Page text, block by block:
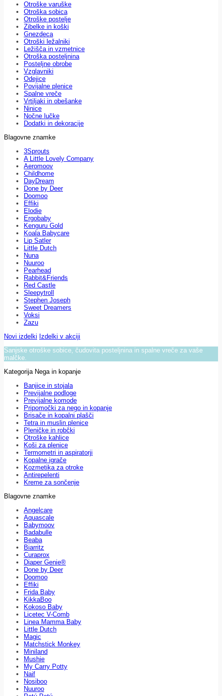
Otroške varuške
Otroška sobica
Otroške postelje
Zibelke in koški
Gnezdeca
Otroški ležalniki
Ležišča in vzmetnice
Otroška posteljnina
Posteljne obrobe
Vzglavniki
Odejice
Povijalne plenice
Spalne vreče
Vrtiljaki in obešanke
Ninice
Nočne lučke
Dodatki in dekoracije
Blagovne znamke
3Sprouts
A Little Lovely Company
Aeromoov
Childhome
DayDream
Done by Deer
Doomoo
Effiki
Elodie
Ergobaby
Kenguru Gold
Koala Babycare
Lip Satler
Little Dutch
Nuna
Nuuroo
Pearhead
Rabbit&Friends
Red Castle
Sleepytroll
Stephen Joseph
Sweet Dreamers
Voksi
Zazu
Novi izdelki Izdelki v akciji
Sanjske otroške sobice, čudovita posteljnina in spalne vreče za vaše
malčke.
Kategorija Nega in kopanje
Banjice in stojala
Previjalne podloge
Previjalne komode
Pripomočki za nego in kopanje
Brisače in kopalni plašči
Tetra in muslin plenice
Pleničke in robčki
Otroške kahlice
Koši za plenice
Termometri in aspiratorji
Kopalne igrače
Kozmetika za otroke
Antirepelenti
Kreme za sončenje
Blagovne znamke
Angelcare
Aquascale
Babymoov
Badabulle
Beaba
Biarritz
Curaprox
Diaper Genie®
Done by Deer
Doomoo
Effiki
Frida Baby
KikkaBoo
Kokoso Baby
Licetec V-Comb
Linea Mamma Baby
Little Dutch
Magic
Matchstick Monkey
Miniland
Mushie
My Carry Potty
Naif
Nosiboo
Nuuroo